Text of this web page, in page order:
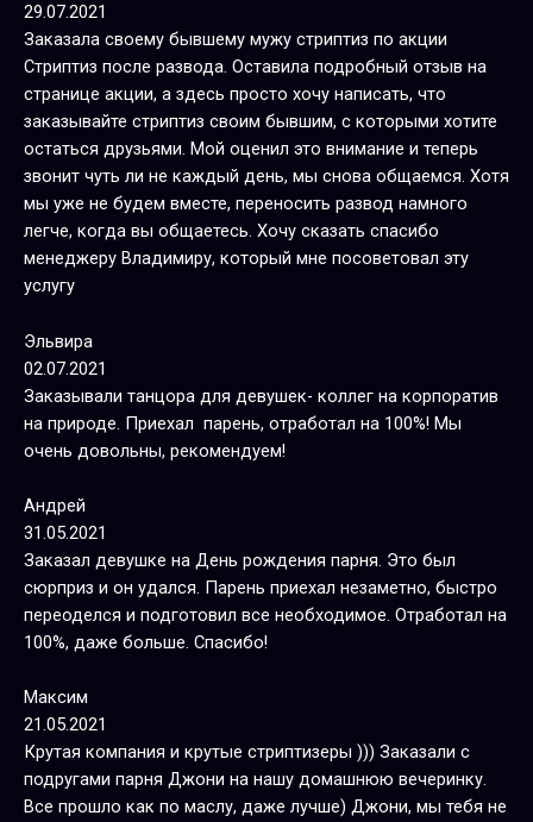
29.07.2021
Заказала своему бывшему мужу стриптиз по акции
Стриптиз после развода. Оставила подробный отзыв на
странице акции, а здесь просто хочу написать, что
заказывайте стриптиз своим бывшим, с которыми хотите
остаться друзьями. Мой оценил это внимание и теперь
звонит чуть ли не каждый день, мы снова общаемся. Хотя
мы уже не будем вместе, переносить развод намного
легче, когда вы общаетесь. Хочу сказать спасибо
менеджеру Владимиру, который мне посоветовал эту
услугу
Эльвира
02.07.2021
Заказывали танцора для девушек- коллег на корпоратив
на природе. Приехал парень, отработал на 100%! Мы
очень довольны, рекомендуем!
Андрей
31.05.2021
Заказал девушке на День рождения парня. Это был
сюрприз и он удался. Парень приехал незаметно, быстро
переоделся и подготовил все необходимое. Отработал на
100%, даже больше. Спасибо!
Максим
21.05.2021
Крутая компания и крутые стриптизеры ))) Заказали с
подругами парня Джони на нашу домашнюю вечеринку.
Все прошло как по маслу, даже лучше) Джони, мы тебя не